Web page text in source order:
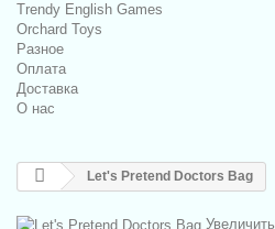
Trendy English Games
Orchard Toys
Разное
Оплата
Доставка
О нас
Let's Pretend Doctors Bag
Увеличить